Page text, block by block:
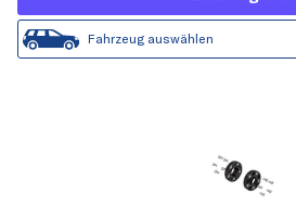
Fahrzeug auswählen